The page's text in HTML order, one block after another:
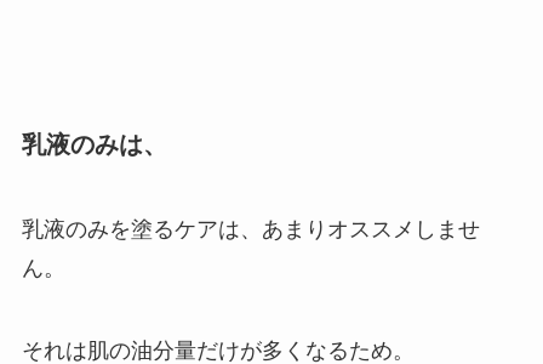
乳液のみは、
乳液のみを塗るケアは、あまりオススメしませ
ん。
それは肌の油分量だけが多くなるため。